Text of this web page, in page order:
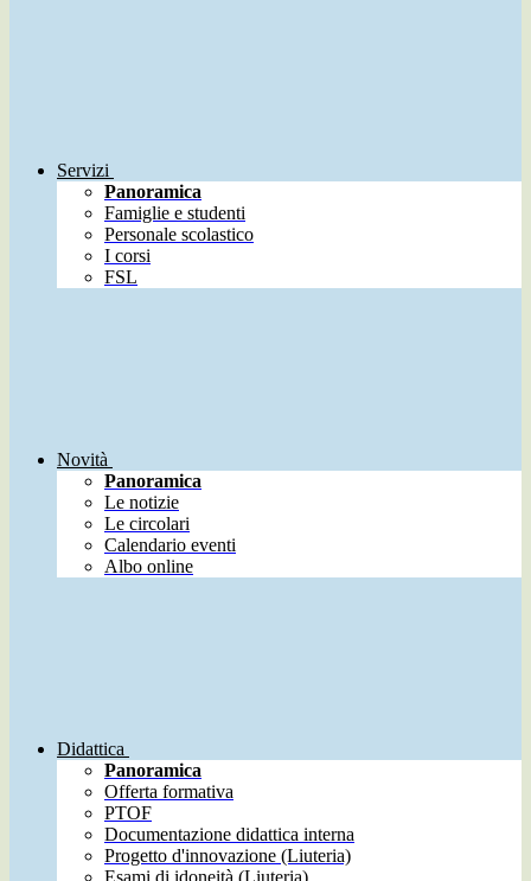
Servizi
Panoramica
Famiglie e studenti
Personale scolastico
I corsi
FSL
Novità
Panoramica
Le notizie
Le circolari
Calendario eventi
Albo online
Didattica
Panoramica
Offerta formativa
PTOF
Documentazione didattica interna
Progetto d'innovazione (Liuteria)